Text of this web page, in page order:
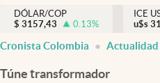
Actualidad
DÓLAR/COP
$ 3157,43 0.13%
ICE
u$s
Cronista Colombia Actualidad
Túne transformador